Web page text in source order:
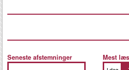
Seneste afstemninger Mest